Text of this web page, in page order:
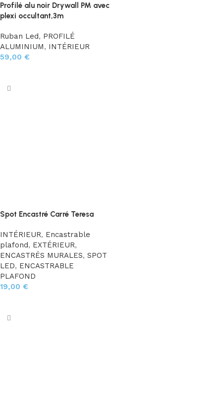
Profilé alu noir Drywall PM avec
plexi occultant,3m
Ruban Led, PROFILÉ
ALUMINIUM, INTÉRIEUR
59,00 €
Spot Encastré Carré Teresa
INTÉRIEUR, Encastrable
plafond, EXTÉRIEUR,
ENCASTRÉS MURALES, SPOT
LED, ENCASTRABLE
PLAFOND
19,00 €